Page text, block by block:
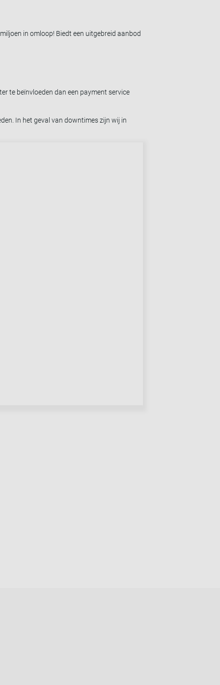
in omloop! Biedt een uitgebreid aanbod
te beïnvloeden dan een payment service
In het geval van downtimes zijn wij in